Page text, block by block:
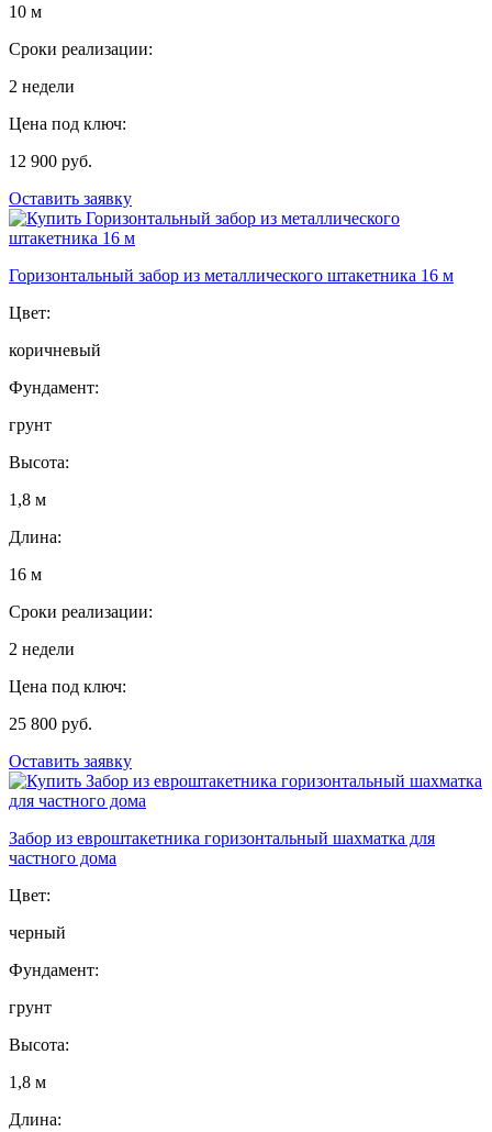
10 м
Сроки реализации:
2 недели
Цена под ключ:
12 900 руб.
Оставить заявку
Горизонтальный забор из металлического штакетника 16 м
Цвет:
коричневый
Фундамент:
грунт
Высота:
1,8 м
Длина:
16 м
Сроки реализации:
2 недели
Цена под ключ:
25 800 руб.
Оставить заявку
Забор из евроштакетника горизонтальный шахматка для
частного дома
Цвет:
черный
Фундамент:
грунт
Высота:
1,8 м
Длина: